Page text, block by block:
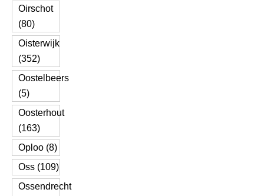
Oirschot
(80)
Oisterwijk
(352)
Oostelbeers
(5)
Oosterhout
(163)
Oploo (8)
Oss (109)
Ossendrecht